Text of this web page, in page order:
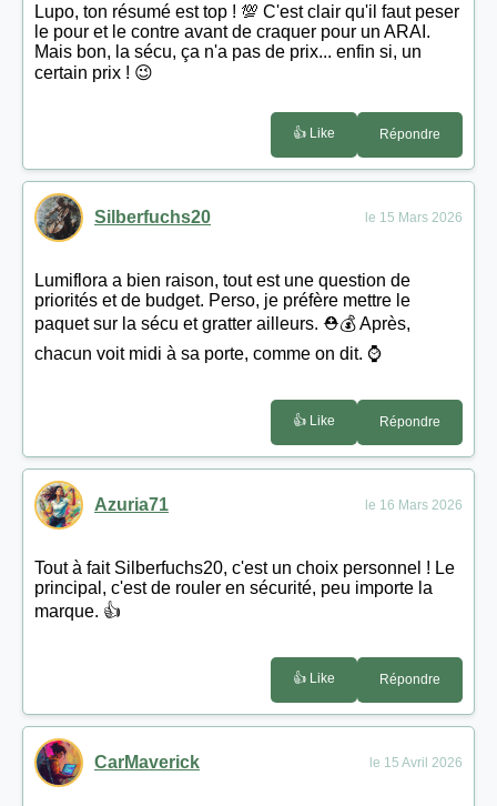
Lupo, ton résumé est top ! 💯 C'est clair qu'il faut peser
le pour et le contre avant de craquer pour un ARAI.
Mais bon, la sécu, ça n'a pas de prix... enfin si, un
certain prix ! 😉
👍 Like Répondre
Silberfuchs20 le 15 Mars 2026
Lumiflora a bien raison, tout est une question de
priorités et de budget. Perso, je préfère mettre le
paquet sur la sécu et gratter ailleurs. ⛑️💰 Après,
chacun voit midi à sa porte, comme on dit. ⌚
👍 Like Répondre
Azuria71 le 16 Mars 2026
Tout à fait Silberfuchs20, c'est un choix personnel ! Le
principal, c'est de rouler en sécurité, peu importe la
marque. 👍
👍 Like Répondre
CarMaverick le 15 Avril 2026